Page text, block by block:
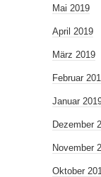
Mai 2019
April 2019
März 2019
Februar
Januar
Dezember
November
Oktober